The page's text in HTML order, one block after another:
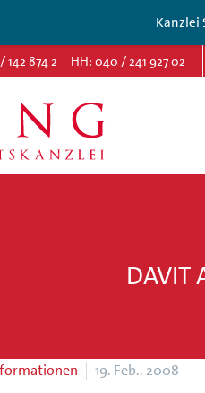
Kanzlei
142 874 2 HH: 040 / 241 927 02
DAVIT
19. Feb.. 2008